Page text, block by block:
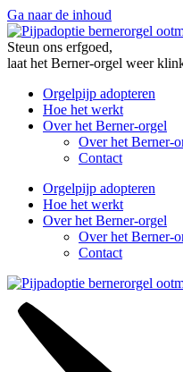
Ga naar de inhoud
Steun ons erfgoed,
laat het Berner-orgel weer
Orgelpijp adopteren
Hoe het werkt
Over het Berner-orgel
Over het Berner-
Contact
Orgelpijp adopteren
Hoe het werkt
Over het Berner-orgel
Over het Berner-
Contact